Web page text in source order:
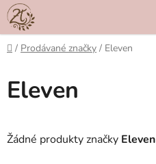
Přejít
na
obsah
Domů
/ Prodávané značky / Eleven
Eleven
Žádné produkty značky Eleven